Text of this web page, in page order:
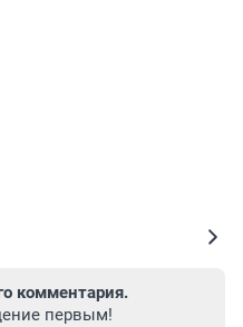
комментария.
первым!